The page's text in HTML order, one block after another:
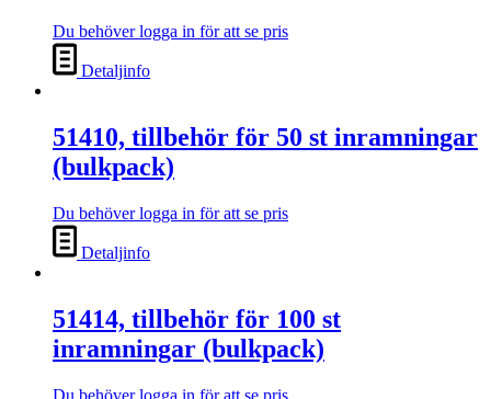
Du behöver logga in för att se pris
Detaljinfo
51410, tillbehör för 50 st inramningar
(bulkpack)
Du behöver logga in för att se pris
Detaljinfo
51414, tillbehör för 100 st
inramningar (bulkpack)
Du behöver logga in för att se pris